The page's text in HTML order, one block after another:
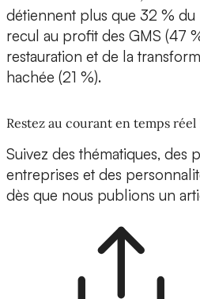
détiennent plus que 32 %
recul au profit des GMS (47
restauration et de la
hachée (21 %).
Restez au courant en temps réel
Suivez des thématiques, des
entreprises et des
dès que nous publions un